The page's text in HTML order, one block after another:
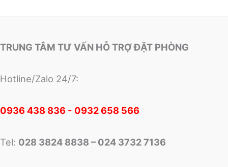
TRUNG TÂM TƯ VẤN HỖ TRỢ ĐẶT PHÒNG
Hotline/Zalo 24/7:
0936 438 836 - 0932 658 566
Tel: 028 3824 8838 – 024 3732 7136